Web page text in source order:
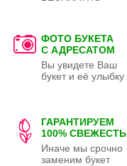
ФОТО БУКЕТА
С АДРЕСАТОМ
Вы увидете Ваш
букет и её улыбку
ГАРАНТИРУЕМ
100% СВЕЖЕСТЬ
Иначе мы срочно
заменим букет